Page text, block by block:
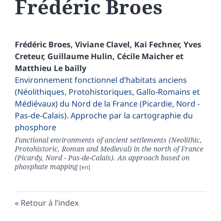
Frédéric Broes
Frédéric Broes, Viviane Clavel, Kai Fechner, Yves
Creteur, Guillaume Hulin, Cécile Maicheret
Matthieu Le bailly
Environnement fonctionnel d’habitats anciens
(Néolithiques, Protohistoriques, Gallo-Romains et
Médiévaux) du Nord de la France (Picardie, Nord -
Pas-de-Calais). Approche par la cartographie du
phosphore
Functional environments of ancient settlements (Neolithic,
Protohistoric, Roman and Medieval) in the north of France
(Picardy, Nord - Pas-de-Calais). An approach based on
phosphate mapping
Retour à l’index